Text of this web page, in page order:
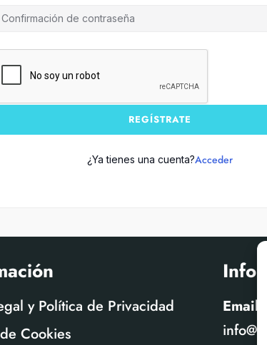
REGÍSTRATE
¿Ya tienes una cuenta?Acceder
y Política de Privacidad
Cookies
Email